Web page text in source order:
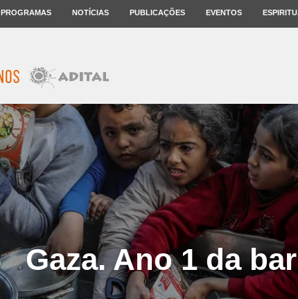
PROGRAMAS NOTÍCIAS PUBLICAÇÕES EVENTOS
Gaza. Ano 1 da